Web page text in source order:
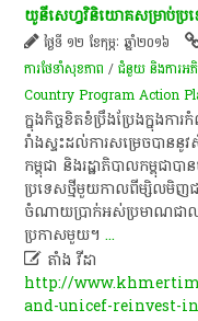
យូនីសេហ្វវិនិយោគសម្រាប់ប្រ
ថ្ងៃទី ១២ ខែកុម្ភៈ ឆ្នាំ២០១៦
ការថែទាំសុខភាព /ជំនួយ និងការអភិ
Country Program Action
ក្នុងកិច្ចខិតខំប្រឹងប្រែងក្នុង
រាំងស្ទះដល់ការសម្រេចបាននូ
កម្ពុជា និងរដ្ឋាភិបាលកម្ពុជាប
ប្រទេសថ្មីមួយកាលពីម្សិលមិញជា
ចំណាយប្រាក់អស់ប្រមាណជាល
ប្រកាសមួយ។...
 តាំង វីដា
http://
and-unicef-reinvest-